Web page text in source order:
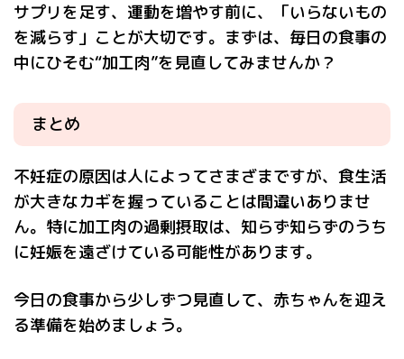
サプリを足す、運動を増やす前に、「いらないもの
を減らす」ことが大切です。まずは、毎日の食事の
中にひそむ“加工肉”を見直してみませんか？
まとめ
不妊症の原因は人によってさまざまですが、食生活
が大きなカギを握っていることは間違いありませ
ん。特に加工肉の過剰摂取は、知らず知らずのうち
に妊娠を遠ざけている可能性があります。
今日の食事から少しずつ見直して、赤ちゃんを迎え
る準備を始めましょう。